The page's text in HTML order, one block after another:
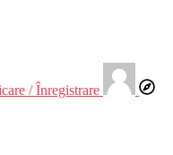
/ Înregistrare